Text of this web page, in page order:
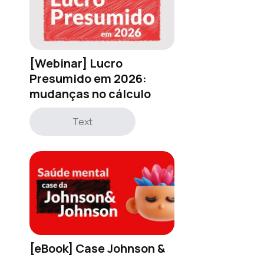
[Webinar] Lucro
Presumido em 2026:
mudanças no cálculo
Text
[eBook] Case Johnson &